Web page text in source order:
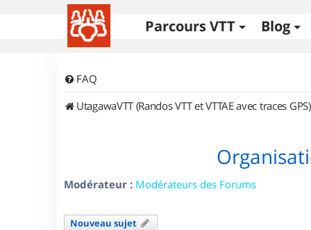
Parcours VTT Blog
FAQ
UtagawaVTT (Randos VTT et VTTAE avec traces GPS)
Modérateur : Modérateurs des Forums
Nouveau sujet